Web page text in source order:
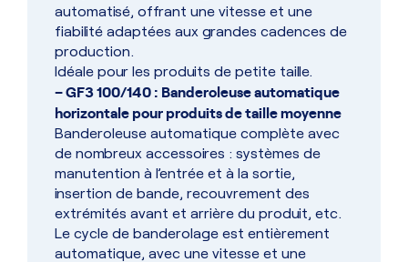
automatisé, offrant une vitesse et une
fiabilité adaptées aux grandes cadences de
production.
Idéale pour les produits de petite taille.
– GF3 100/140 : Banderoleuse automatique
horizontale pour produits de taille moyenne
Banderoleuse automatique complète avec
de nombreux accessoires : systèmes de
manutention à l’entrée et à la sortie,
insertion de bande, recouvrement des
extrémités avant et arrière du produit, etc.
Le cycle de banderolage est entièrement
automatique, avec une vitesse et une